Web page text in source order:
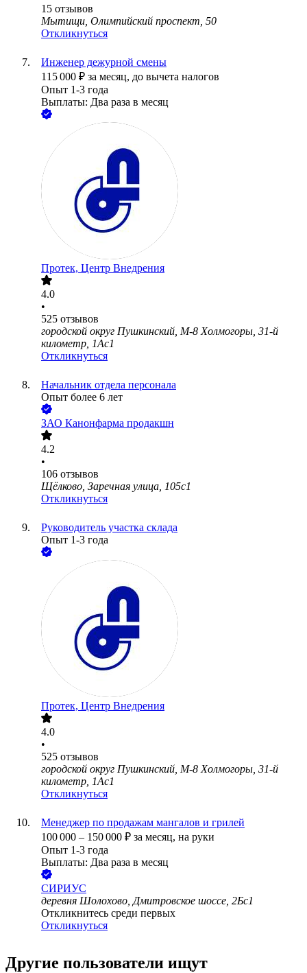
15 отзывов
Мытищи, Олимпийский проспект, 50
Откликнуться
Инженер дежурной смены
115 000 ₽ за месяц, до вычета налогов
Опыт 1-3 года
Выплаты: Два раза в месяц
Протек, Центр Внедрения
4.0
•
525 отзывов
городской округ Пушкинский, М-8 Холмогоры, 31-й
километр, 1Ас1
Откликнуться
Начальник отдела персонала
Опыт более 6 лет
ЗАО Канонфарма продакшн
4.2
•
106 отзывов
Щёлково, Заречная улица, 105с1
Откликнуться
Руководитель участка склада
Опыт 1-3 года
Протек, Центр Внедрения
4.0
•
525 отзывов
городской округ Пушкинский, М-8 Холмогоры, 31-й
километр, 1Ас1
Откликнуться
Менеджер по продажам мангалов и грилей
100 000 – 150 000 ₽ за месяц, на руки
Опыт 1-3 года
Выплаты: Два раза в месяц
СИРИУС
деревня Шолохово, Дмитровское шоссе, 2Бс1
Откликнитесь среди первых
Откликнуться
Другие пользователи ищут